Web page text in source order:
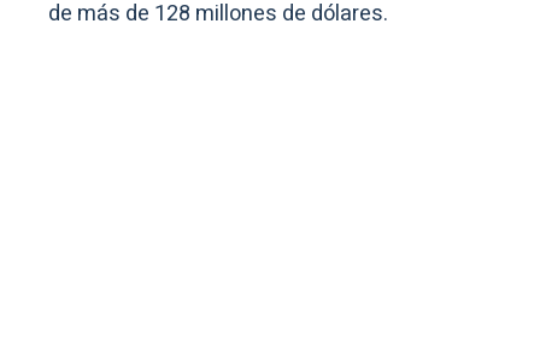
de más de 128 millones de dólares.